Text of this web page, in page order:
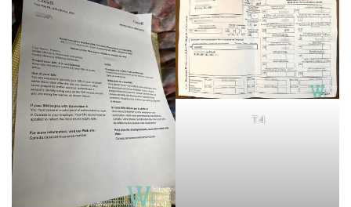
T4